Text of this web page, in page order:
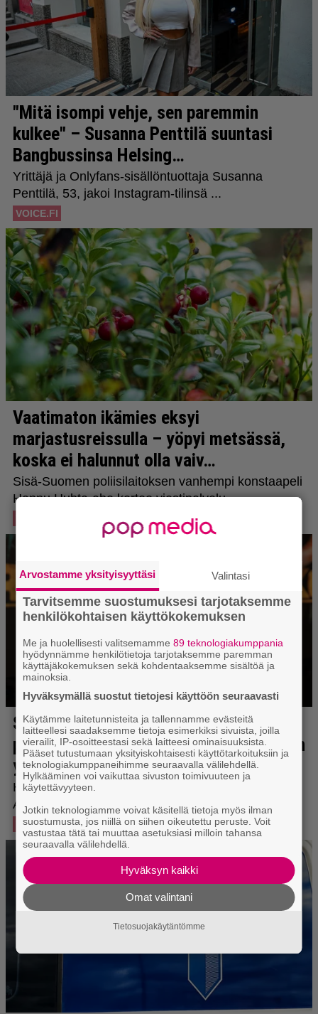
Arvostamme yksityisyyttäsi Valintasi
Tarvitsemme suostumuksesi tarjotaksemme
henkilökohtaisen käyttökokemuksen
Me ja huolellisesti valitsemamme89 teknologiakumppania
hyödynnämme henkilötietoja tarjotaksemme paremman
käyttäjäkokemuksen sekä kohdentaaksemme sisältöä ja
mainoksia.
Hyväksymällä suostut tietojesi käyttöön seuraavasti
Käytämme laitetunnisteita ja tallennamme evästeitä
laitteellesi saadaksemme tietoja esimerkiksi sivuista, joilla
vierailit, IP-osoitteestasi sekä laitteesi ominaisuuksista.
Pääset tutustumaan yksityiskohtaisesti käyttötarkoituksiin ja
teknologiakumppaneihimme seuraavalla välilehdellä.
Hylkääminen voi vaikuttaa sivuston toimivuuteen ja
käytettävyyteen.
Jotkin teknologiamme voivat käsitellä tietoja myös ilman
suostumusta, jos niillä on siihen oikeutettu peruste. Voit
vastustaa tätä tai muuttaa asetuksiasi milloin tahansa
seuraavalla välilehdellä.
Hyväksyn kaikki
Omat valintani
Tietosuojakäytäntömme